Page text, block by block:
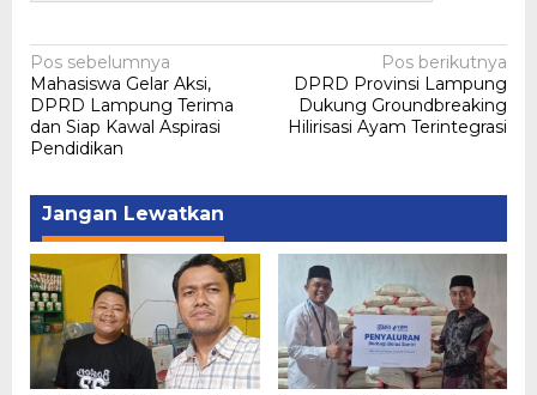
Navigasi
pos
Pos sebelumnya
Mahasiswa Gelar Aksi,
DPRD Lampung Terima
dan Siap Kawal Aspirasi
Pendidikan
Pos berikutnya
DPRD Provinsi Lampung
Dukung Groundbreaking
Hilirisasi Ayam Terintegrasi
Jangan Lewatkan